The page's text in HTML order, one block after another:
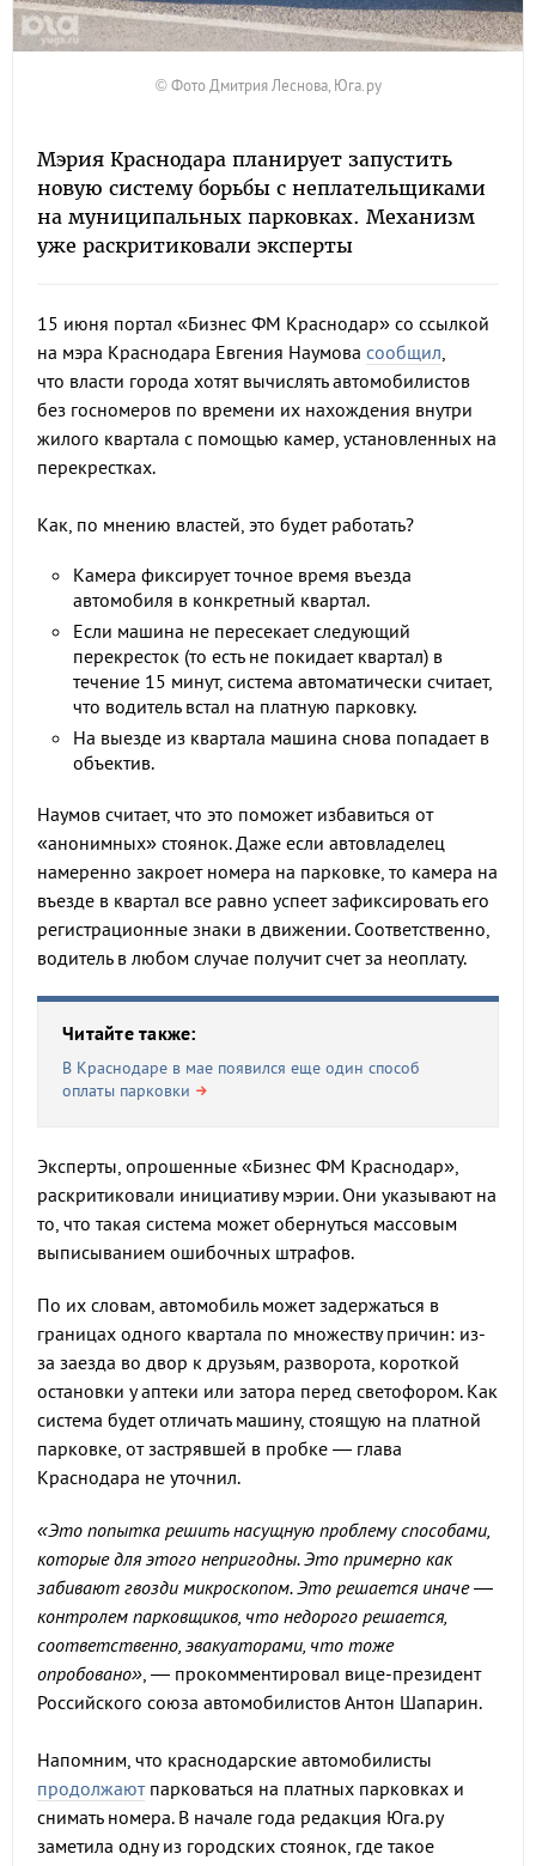
© Фото Дмитрия Леснова, Юга.ру
Мэрия Краснодара планирует запустить
новую систему борьбы с неплательщиками
на муниципальных парковках. Механизм
уже раскритиковали эксперты
15 июня портал «Бизнес ФМ Краснодар» со ссылкой
на мэра Краснодара Евгения Наумова сообщил,
что власти города хотят вычислять автомобилистов
без госномеров по времени их нахождения внутри
жилого квартала с помощью камер, установленных на
перекрестках.
Как, по мнению властей, это будет работать?
Камера фиксирует точное время въезда
автомобиля в конкретный квартал.
Если машина не пересекает следующий
перекресток (то есть не покидает квартал) в
течение 15 минут, система автоматически считает,
что водитель встал на платную парковку.
На выезде из квартала машина снова попадает в
объектив.
Наумов считает, что это поможет избавиться от
«анонимных» стоянок. Даже если автовладелец
намеренно закроет номера на парковке, то камера на
въезде в квартал все равно успеет зафиксировать его
регистрационные знаки в движении. Соответственно,
водитель в любом случае получит счет за неоплату.
Читайте также:
В Краснодаре в мае появился еще один способ
оплаты парковки
Эксперты, опрошенные «Бизнес ФМ Краснодар»,
раскритиковали инициативу мэрии. Они указывают на
то, что такая система может обернуться массовым
выписыванием ошибочных штрафов.
По их словам, автомобиль может задержаться в
границах одного квартала по множеству причин: из-
за заезда во двор к друзьям, разворота, короткой
остановки у аптеки или затора перед светофором. Как
система будет отличать машину, стоящую на платной
парковке, от застрявшей в пробке — глава
Краснодара не уточнил.
«Это попытка решить насущную проблему способами,
которые для этого непригодны. Это примерно как
забивают гвозди микроскопом. Это решается иначе —
контролем парковщиков, что недорого решается,
соответственно, эвакуаторами, что тоже
опробовано», — прокомментировал вице-президент
Российского союза автомобилистов Антон Шапарин.
Напомним, что краснодарские автомобилисты
продолжаютпарковаться на платных парковках и
снимать номера. В начале года редакция Юга.ру
заметила одну из городских стоянок, где такое